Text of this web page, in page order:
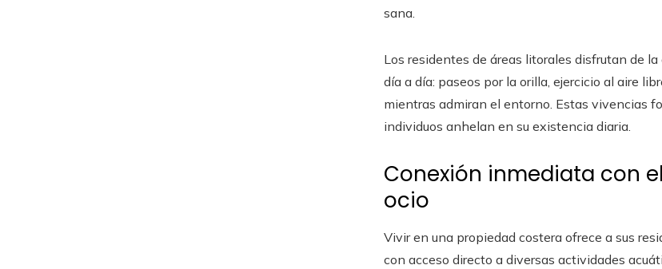
sana.
Los residentes de áreas litorales disfrutan de
día a día: paseos por la orilla, ejercicio al aire
mientras admiran el entorno. Estas vivencias
individuos anhelan en su existencia diaria.
Conexión inmediata con
ocio
Vivir en una propiedad costera ofrece a sus
con acceso directo a diversas actividades